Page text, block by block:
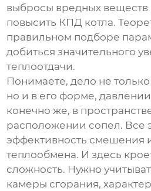
выбросы вредных веществ
повысить КПД котла.
правильном подборе
добиться значительного
теплоотдачи.
Понимаете, дело не
но и в его форме,
конечно же, в
расположении сопел. Все
эффективность смешения
теплообмена. И здесь
сложность. Нужно
камеры сгорания,